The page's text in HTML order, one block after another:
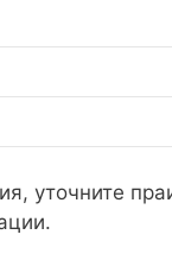
уточните